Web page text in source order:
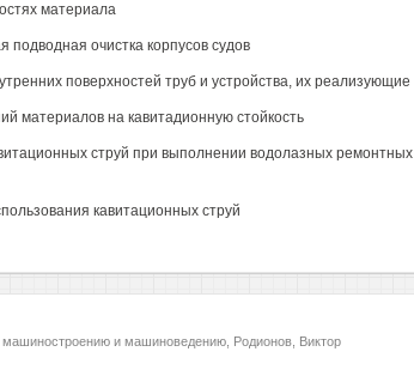
материала
подводная очистка корпусов судов
поверхностей труб и устройства, их реализующие
материалов на кавитадионную стойкость
струй при выполнении водолазных ремонтных
кавитационных струй
машиностроению и машиноведению, Родионов, Виктор